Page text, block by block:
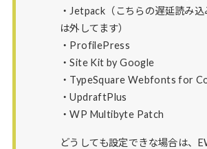
・Jetpack（こちらの遅延読み
は外してます）
・ProfilePress
・Site Kit by Google
・TypeSquare Webfonts for
・UpdraftPlus
・WP Multibyte Patch
どうしても設定できな場合は、